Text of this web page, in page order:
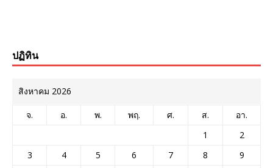
ปฏิทิน
สิงหาคม 2026
จ. อ. พ. พฤ. ศ. ส.
อา.
1
2
3
4 5 6 7 8
9